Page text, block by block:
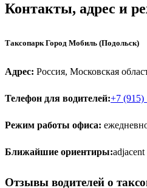
Контакты, адрес и
Таксопарк Город Мобиль (Подольск)
Адрес: Россия, Московская
Телефон для водителей:+7 (915)
Режим работы офиса:
Ближайшие ориентиры:
Отзывы водителей о